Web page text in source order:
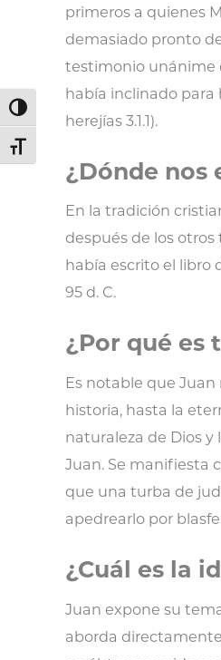
Alternar alto contraste
Alternar tamaño de letra
primeros a quienes
demasiado pronto
testimonio unánime
había inclinado para
herejías 3.1.1).
¿Dónde nos
En la tradición
después de los
había escrito el libro
95 d. C.
¿Por qué es
Es notable que
historia, hasta la
naturaleza de Dios y
Juan. Se manifiesta
que una turba de
apedrearlo por
¿Cuál es la
Juan expone su
aborda